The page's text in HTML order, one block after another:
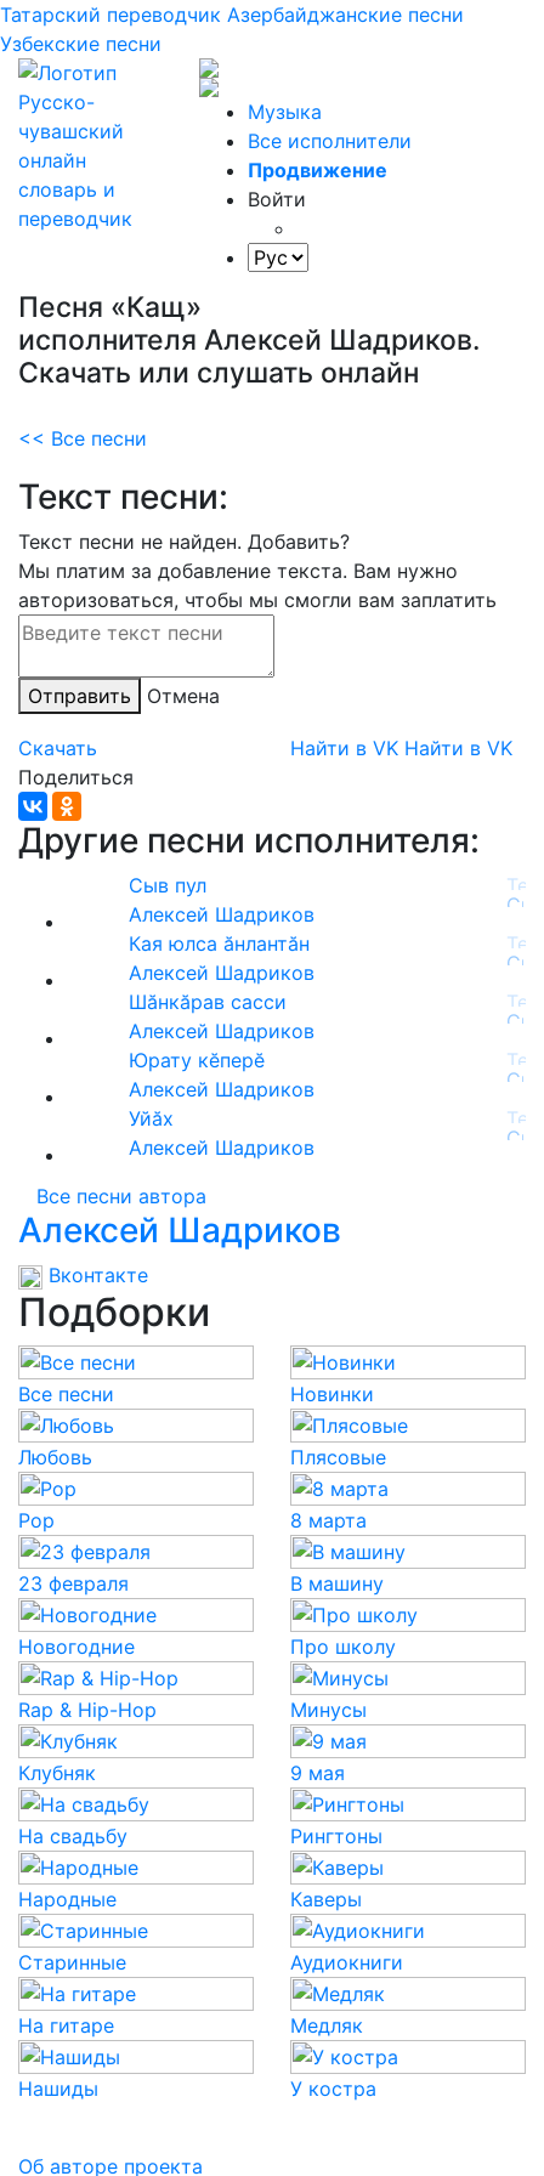
Татарский переводчик Азербайджанские песни
Узбекские песни
Музыка
Все исполнители
Продвижение
Войти
Песня «Кащ»
исполнителя Алексей Шадриков.
Скачать или слушать онлайн
<< Все песни
Текст песни:
Текст песни не найден. Добавить?
Мы платим за добавление текста. Вам нужно
авторизоваться, чтобы мы смогли вам заплатить
Отправить Отмена
Скачать Найти в VK Найти в VK
Поделиться
Другие песни исполнителя:
Сыв пул
Алексей Шадриков
Кая юлса ăнлантăн
Алексей Шадриков
Шăнкăрав сасси
Алексей Шадриков
Юрату кĕперĕ
Алексей Шадриков
Уйăх
Алексей Шадриков
Все песни автора
Алексей Шадриков
Вконтакте
Подборки
Все песни Новинки
Любовь Плясовые
Pop 8 марта
23 февраля В машину
Новогодние Про школу
Rap & Hip-Hop Минусы
Клубняк 9 мая
На свадьбу Рингтоны
Народные Каверы
Старинные Аудиокниги
На гитаре Медляк
Нашиды У костра
Об авторе проекта